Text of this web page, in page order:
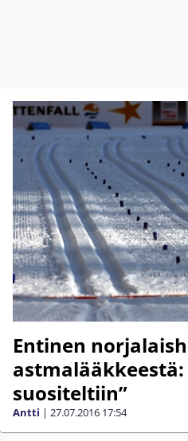
Entinen
astmalääkkeestä:
suositeltiin”
Antti | 27.07.2016 17:54